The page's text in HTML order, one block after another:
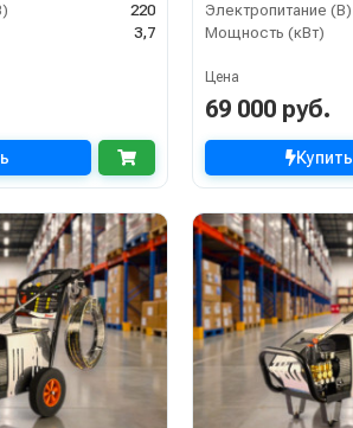
220
3,7
Электропитание (В)
Мощность (кВт)
Цена
69 000 руб.
Купить